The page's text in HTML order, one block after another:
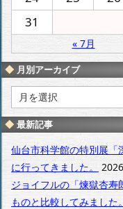
31
« 7月
月別アーカイブ
別
ア
ー
カ
イ
ブ
最新記事
仙台市科学館の特別展「
に行ってきました。
ジョイフルの「煉獄杏
ものと比較してみました。